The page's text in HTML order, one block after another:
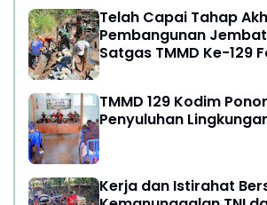
Telah Capai Tahap
Pembangunan
Satgas TMMD Ke-129
TMMD 129 Kodim
Penyuluhan
Kerja dan Istirahat